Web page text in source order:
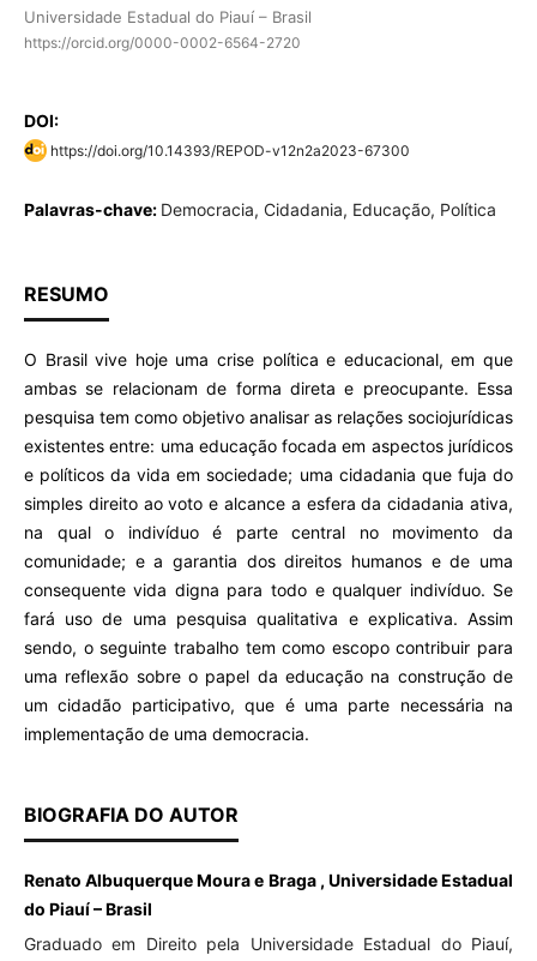
Universidade Estadual do Piauí – Brasil
https://orcid.org/0000-0002-6564-2720
DOI:
https://doi.org/10.14393/REPOD-v12n2a2023-67300
Palavras-chave: Democracia, Cidadania, Educação, Política
RESUMO
O Brasil vive hoje uma crise política e educacional, em que
ambas se relacionam de forma direta e preocupante. Essa
pesquisa tem como objetivo analisar as relações sociojurídicas
existentes entre: uma educação focada em aspectos jurídicos
e políticos da vida em sociedade; uma cidadania que fuja do
simples direito ao voto e alcance a esfera da cidadania ativa,
na qual o indivíduo é parte central no movimento da
comunidade; e a garantia dos direitos humanos e de uma
consequente vida digna para todo e qualquer indivíduo. Se
fará uso de uma pesquisa qualitativa e explicativa. Assim
sendo, o seguinte trabalho tem como escopo contribuir para
uma reflexão sobre o papel da educação na construção de
um cidadão participativo, que é uma parte necessária na
implementação de uma democracia.
BIOGRAFIA DO AUTOR
Renato Albuquerque Moura e Braga , Universidade Estadual
do Piauí – Brasil
Graduado em Direito pela Universidade Estadual do Piauí,